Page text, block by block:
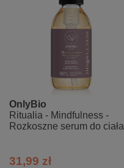
OnlyBio
Ritualia - Mindfulness -
Rozkoszne serum do ciała
31,99 zł